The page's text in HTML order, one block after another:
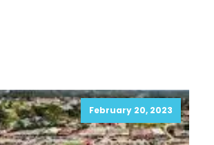
February 20, 2023